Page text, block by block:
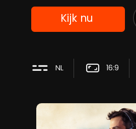
Kijk nu
NL 16:9